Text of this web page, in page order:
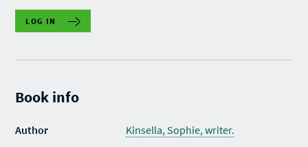
LOG IN
Book info
Author
Kinsella, Sophie, writer.